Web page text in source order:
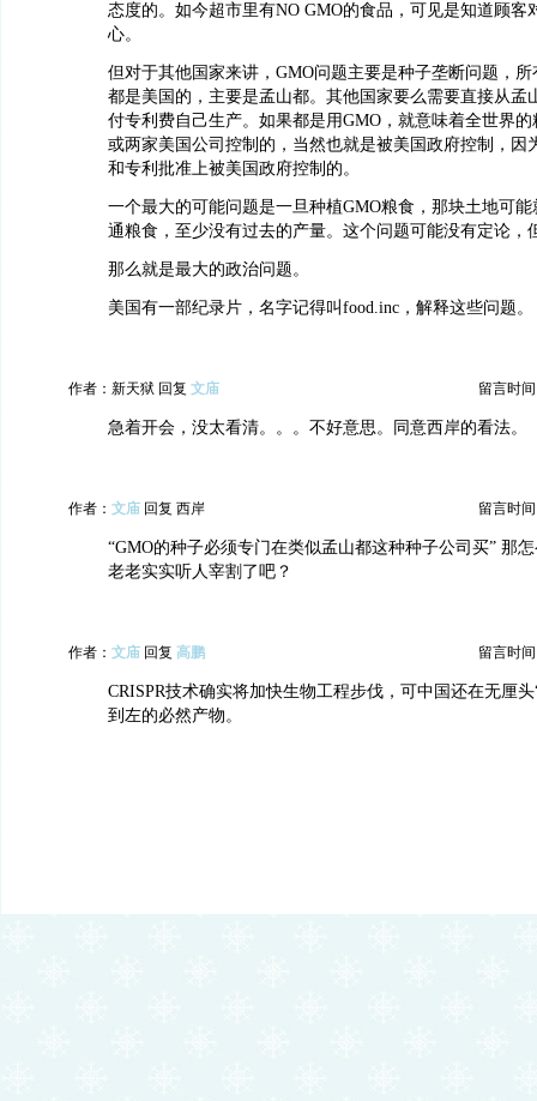
态度的。如今超市里有NO GMO的食品，可见是知道顾客
心。
但对于其他国家来讲，GMO问题主要是种子垄断问题，
都是美国的，主要是孟山都。其他国家要么需要直接从孟
付专利费自己生产。如果都是用GMO，就意味着全世界
或两家美国公司控制的，当然也就是被美国政府控制，因
和专利批准上被美国政府控制的。
一个最大的可能问题是一旦种植GMO粮食，那块土地可
通粮食，至少没有过去的产量。这个问题可能没有定论，
那么就是最大的政治问题。
美国有一部纪录片，名字记得叫food.inc，解释这些问题。
作者：新天狱 回复 文庙 留言时间
急着开会，没太看清。。。不好意思。同意西岸的看法。
作者： 文庙 回复 西岸 留言时间
“GMO的种子必须专门在类似孟山都这种种子公司买” 那
老老实实听人宰割了吧？
作者： 文庙 回复 高鹏 留言时间
CRISPR技术确实将加快生物工程步伐，可中国还在无厘
到左的必然产物。